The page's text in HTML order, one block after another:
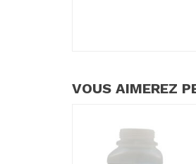
VOUS AIMEREZ